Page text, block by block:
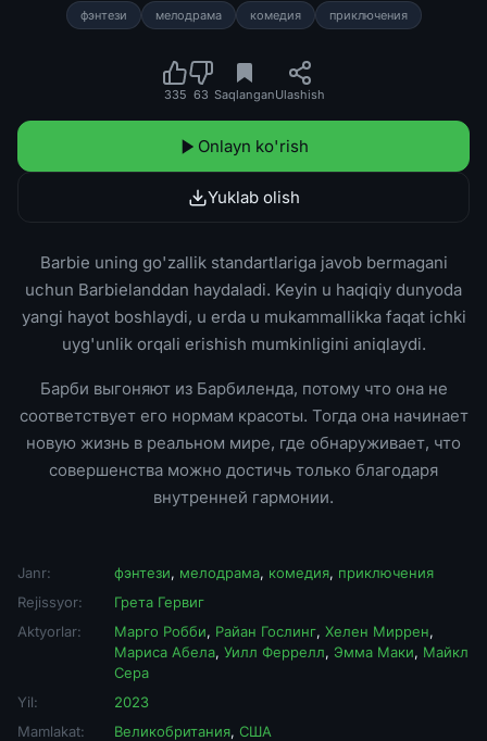
фэнтези мелодрама комедия приключения
335 63 SaqlanganUlashish
Onlayn ko'rish
Yuklab olish
Barbie uning go'zallik standartlariga javob bermagani
uchun Barbielanddan haydaladi. Keyin u haqiqiy dunyoda
yangi hayot boshlaydi, u erda u mukammallikka faqat ichki
uyg'unlik orqali erishish mumkinligini aniqlaydi.
Барби выгоняют из Барбиленда, потому что она не
соответствует его нормам красоты. Тогда она начинает
новую жизнь в реальном мире, где обнаруживает, что
совершенства можно достичь только благодаря
внутренней гармонии.
Janr: фэнтези, мелодрама, комедия, приключения
Rejissyor:
Грета Гервиг
Aktyorlar:
Марго Робби, Райан Гослинг, Хелен Миррен,
Мариса Абела, Уилл Феррелл, Эмма Маки, Майкл
Сера
Yil:
2023
Mamlakat:
Великобритания, США